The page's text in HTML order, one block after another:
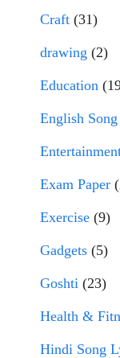
Craft (31)
drawing (2)
Education
English
Exam Paper
Exercise (9)
Gadgets (5)
Goshti (23)
Health &
Hindi Song